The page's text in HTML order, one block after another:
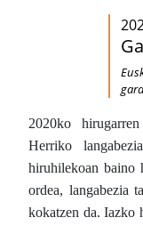
2020ko
Herriko
hiruhilekoan baino
ordea, langabezia
kokatzen da. Iazko